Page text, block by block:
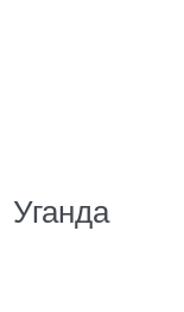
Уганда